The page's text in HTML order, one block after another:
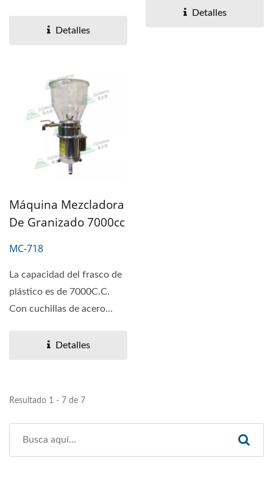
Detalles
Detalles
Máquina Mezcladora
De Granizado 7000cc
MC-718
La capacidad del frasco de
plástico es de 7000C.C.
Con cuchillas de acero
Detalles
Resultado 1 - 7 de 7